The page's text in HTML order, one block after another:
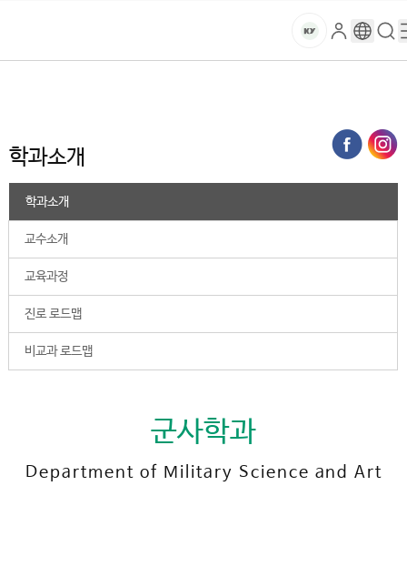
건
대
학
교
마
로
그
구
글
검
색
메
뉴
로
학과소개
학과소개
교수소개
교육과정
진로 로드맵
비교과 로드맵
군사학과
Department of Military Science and Art